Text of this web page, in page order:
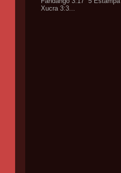
Xucra 3:3...